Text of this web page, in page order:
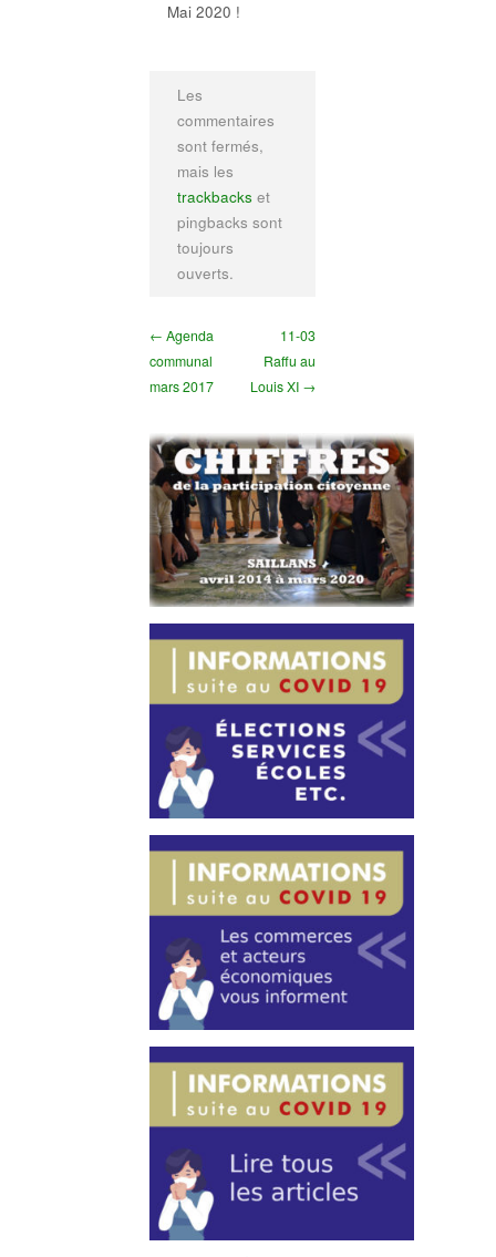
Mai 2020 !
Les
commentaires
sont fermés,
mais les
trackbacks et
pingbacks sont
toujours
ouverts.
← Agenda
communal
mars 2017
11-03
Raffu au
Louis XI →